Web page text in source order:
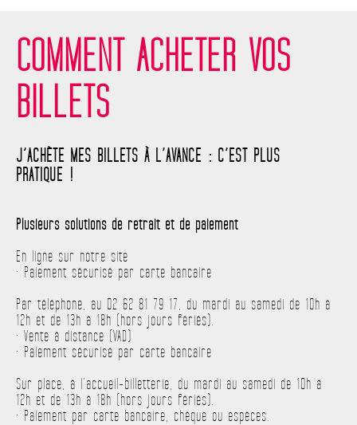
COMMENT ACHETER VOS
BILLETS
J’ACHÈTE MES BILLETS À L’AVANCE : C’EST PLUS
PRATIQUE !
Plusieurs solutions de retrait et de paiement
En ligne sur notre site
• Paiement sécurisé par carte bancaire
Par téléphone, au 02 62 81 79 17, du mardi au samedi de 10h à
12h et de 13h à 18h (hors jours fériés).
• Vente à distance (VAD)
• Paiement sécurisé par carte bancaire
Sur place, à l’accueil-billetterie, du mardi au samedi de 10h à
12h et de 13h à 18h (hors jours fériés).
• Paiement par carte bancaire, chèque ou espèces.